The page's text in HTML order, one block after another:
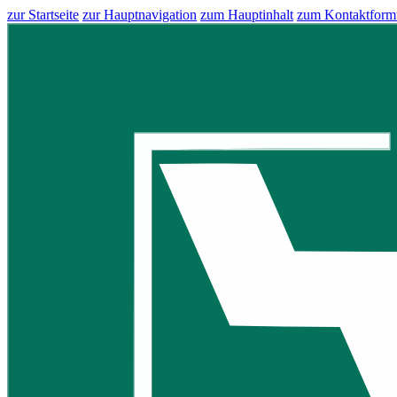
zur Startseite zur Hauptnavigation zum Hauptinhalt zum